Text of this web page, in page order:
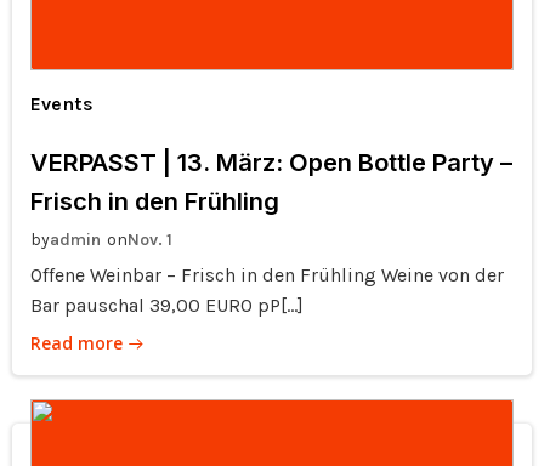
Events
VERPASST | 13. März: Open Bottle Party –
Frisch in den Frühling
byadmin onNov. 1
Offene Weinbar – Frisch in den Frühling Weine von der
Bar pauschal 39,00 EURO pP[…]
Read more